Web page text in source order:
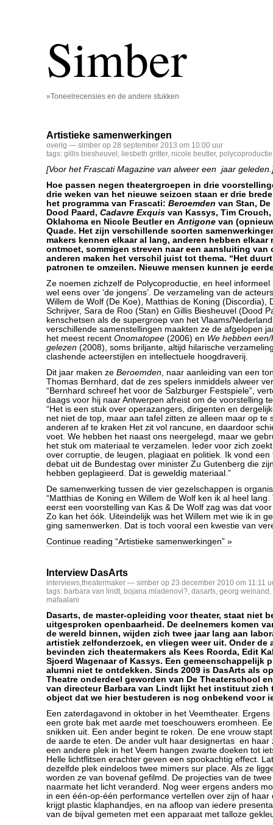
Simber
»Toneelrecensies en de andere stukken
Artistieke samenwerkingen
overig — simber op 28 september 2013 om 10:00 uur
tags: gillis biesheuvel , liesbeth gritter, nicole beutler, polycoproductie
[Voor het Frascati Magazine van alweer een jaar
Hoe passen negen theatergroepen in drie
drie weken van het nieuwe seizoen staan er drie
het programma van Frascati: Beroemden van Stan,
Dood Paard, Cadavre Exquis van Kassys, Tim
Oklahoma en Nicole Beutler en Antigone van
Quade. Het zijn verschillende soorten
makers kennen elkaar al lang, anderen hebben elkaar
ontmoet, sommigen streven naar een aansluiting van
anderen maken het verschil juist tot thema. “Het
patronen te omzeilen. Nieuwe mensen kunnen je
Ze noemen zichzelf de Polycoproductie, en heel
wel eens over ‘de jongens’. De verzameling van de
Willem de Wolf (De Koe), Matthias de Koning (Discordia),
Schrijver, Sara de Roo (Stan) en Gillis Biesheuvel (Dood
kenschetsen als de supergroep van het Vlaams/
verschillende samenstellingen maakten ze de afgelopen
het meest recent Onomatopee (2006) en We hebben
gelezen (2008), soms briljante, altijd hilarische
clashende acteerstijlen en intellectuele hoogdraverij.
Dit jaar maken ze Beroemden, naar aanleiding van een
Thomas Bernhard, dat de zes spelers inmiddels alweer
“Bernhard schreef het voor de Salzburger Festspiele”,
daags voor hij naar Antwerpen afreist om de voorstelling
“Het is een stuk over operazangers, dirigenten en
net niet de top, maar aan tafel zitten ze alleen maar op te
anderen af te kraken Het zit vol rancune, en daardoor
voet. We hebben het naast ons neergelegd, maar we
het stuk om materiaal te verzamelen. Ieder voor zich
over corruptie, de leugen, plagiaat en politiek. Ik vond
debat uit de Bundestag over minister Zu Gutenberg die
hebben geplagieerd. Dat is geweldig materiaal.”
De samenwerking tussen de vier gezelschappen is
“Matthias de Koning en Willem de Wolf ken ik al heel lang.
eerst een voorstelling van Kas & De Wolf zag was dat
Zo kan het óók. Uiteindelijk was het Willem met wie ik in
ging samenwerken. Dat is toch vooral een kwestie van
Continue reading “Artistieke samenwerkingen” »
Interview DasArts
interviews,theatermaker — simber op 23 december 2010 om 11:11
tags: barbara van lindt, bojana mladenovi?, dasarts, georg weinand ,
mafaalani
Dasarts, de master-opleiding voor theater, staat niet
uitgesproken openbaarheid. De deelnemers komen
de wereld binnen, wijden zich twee jaar lang aan
artistiek zelfonderzoek, en vliegen weer uit. Onder de
bevinden zich theatermakers als Kees Roorda, Edit
Sjoerd Wagenaar of Kassys. Een gemeenschappelijk
alumni niet te ontdekken. Sinds 2009 is DasArts als
Theatre onderdeel geworden van De Theaterschool
van directeur Barbara van Lindt lijkt het instituut zich
object dat we hier bestuderen is nog onbekend voor
Een zaterdagavond in oktober in het Veemtheater.
een grote bak met aarde met toeschouwers eromheen.
snikken uit. Een ander begint te roken. De ene vrouw
de aarde te eten. De ander vult haar designertas en haar
een andere plek in het Veem hangen zwarte doeken tot
Helle lichtflitsen erachter geven een spookachtig effect.
dezelfde plek eindeloos twee mimers sur place. Als ze
worden ze van bovenaf gefilmd. De projecties van de
naarmate het licht veranderd. Nog weer ergens anders
in een één-op-één performance vertellen over zijn of haar
krijgt plastic klaphandjes, en na afloop van iedere
van de bijval gemeten met een apparaat met talloze